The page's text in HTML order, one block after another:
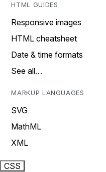
HTML GUIDES
Responsive images
HTML cheatsheet
Date & time formats
See all…
MARKUP LANGUAGES
SVG
MathML
XML
CSS